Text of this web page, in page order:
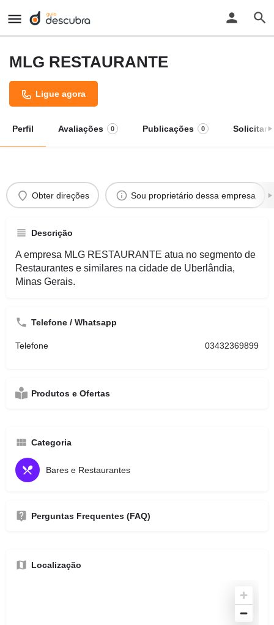
MLG RESTAURANTE
Ligue agora
Perfil Avaliações 0 Publicações 0 Solicitar
Obter direções Sou proprietário dessa empresa
Descrição
A empresa MLG RESTAURANTE atua no segmento de
Restaurantes e similares na cidade de Uberlândia,
Minas Gerais.
Telefone / Whatsapp
Telefone 03432369899
Produtos e Ofertas
Categoria
Bares e Restaurantes
Perguntas Frequentes (FAQ)
Localização